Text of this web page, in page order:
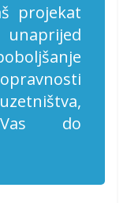
projekat
Vas do